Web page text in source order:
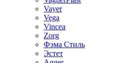
Vayer
Vega
Vincea
Zorg
Фэма Стиль
Эстет